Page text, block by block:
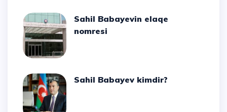
Sahil Babayevin elaqe
nomresi
Sahil Babayev kimdir?